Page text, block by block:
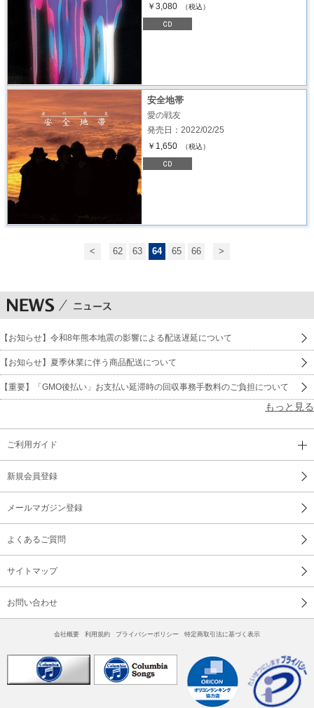
￥3,080
（税込）
安全地帯
愛の戦友
発売日：2022/02/25
￥1,650
（税込）
< 62 63 64 65 66 >
【お知らせ】令和8年熊本地震の影響による配送遅延について
【お知らせ】夏季休業に伴う商品配送について
【重要】「GMO後払い」お支払い延滞時の回収事務手数料のご負担について
もっと見る
ご利用ガイド
新規会員登録
メールマガジン登録
よくあるご質問
サイトマップ
お問い合わせ
会社概要 利用規約 プライバシーポリシー 特定商取引法に基づく表示